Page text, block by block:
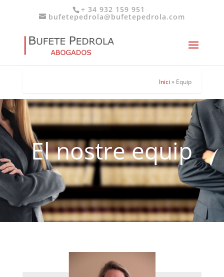
+ 34 932 159 951
bufetepedrola@bufetepedrola.com
Inici » Equip
El nostre equip